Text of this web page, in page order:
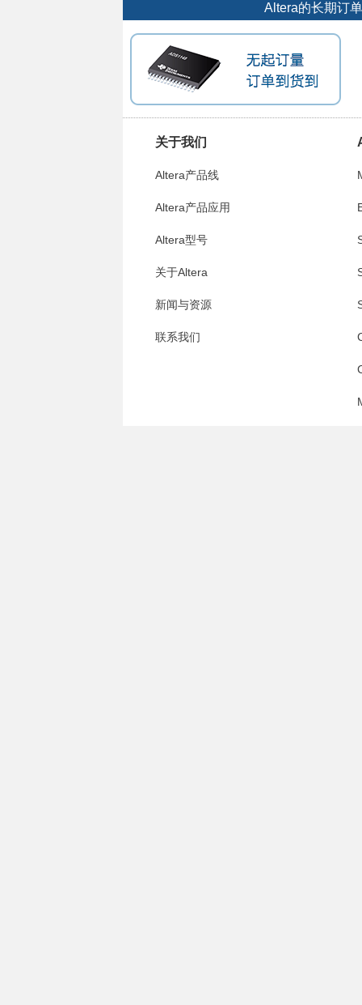
Altera的长期订
关于我们
Altera产品线
Altera产品应用
Altera型号
关于Altera
新闻与资源
联系我们